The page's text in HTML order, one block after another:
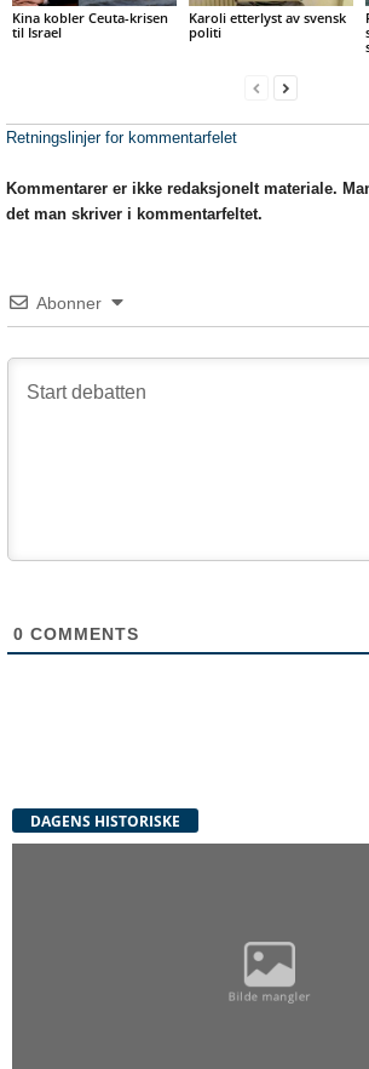
Kina kobler Ceuta-krisen
til Israel
Karoli etterlyst av svensk
politi
Retningslinjer for kommentarfelet
Kommentarer er ikke redaksjonelt materiale.
det man skriver i kommentarfeltet.
Abonner
0 COMMENTS
DAGENS HISTORISKE